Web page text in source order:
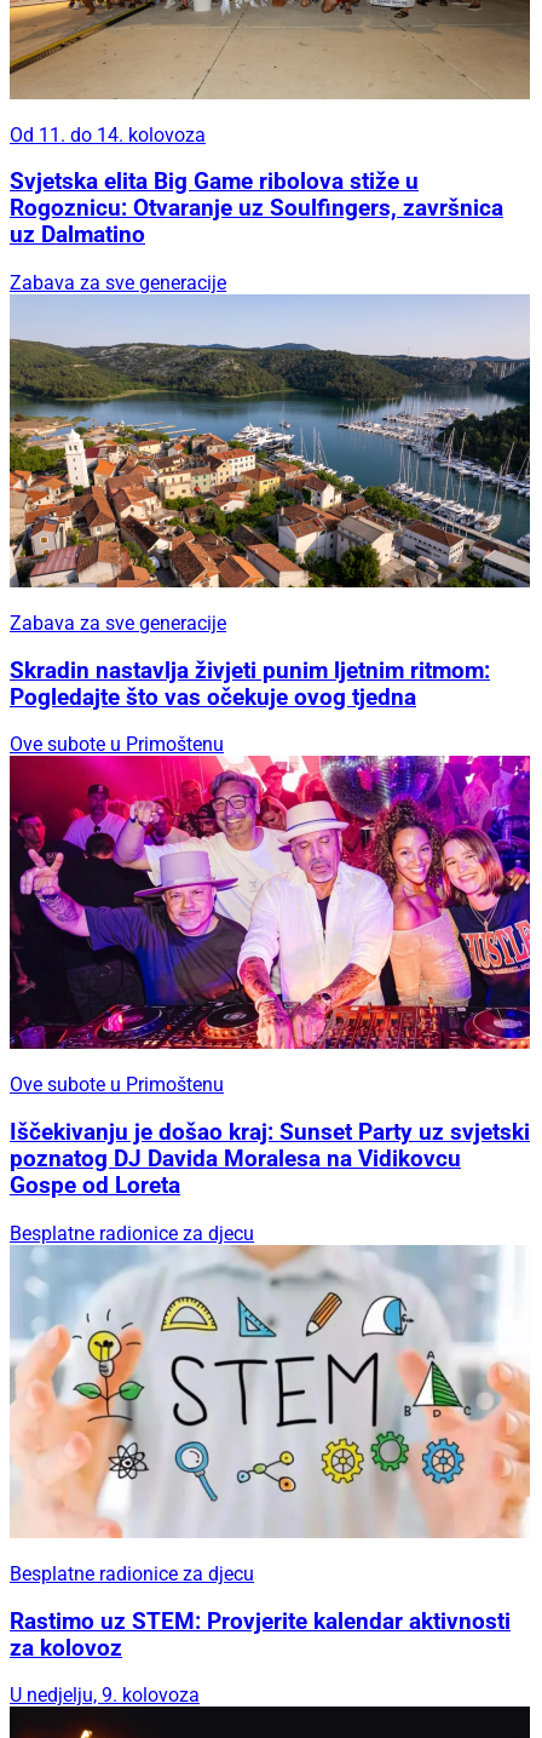
Od 11. do 14. kolovoza
Svjetska elita Big Game ribolova stiže u
Rogoznicu: Otvaranje uz Soulfingers, završnica
uz Dalmatino
Zabava za sve generacije
Zabava za sve generacije
Skradin nastavlja živjeti punim ljetnim ritmom:
Pogledajte što vas očekuje ovog tjedna
Ove subote u Primoštenu
Ove subote u Primoštenu
Iščekivanju je došao kraj: Sunset Party uz svjetski
poznatog DJ Davida Moralesa na Vidikovcu
Gospe od Loreta
Besplatne radionice za djecu
Besplatne radionice za djecu
Rastimo uz STEM: Provjerite kalendar aktivnosti
za kolovoz
U nedjelju, 9. kolovoza